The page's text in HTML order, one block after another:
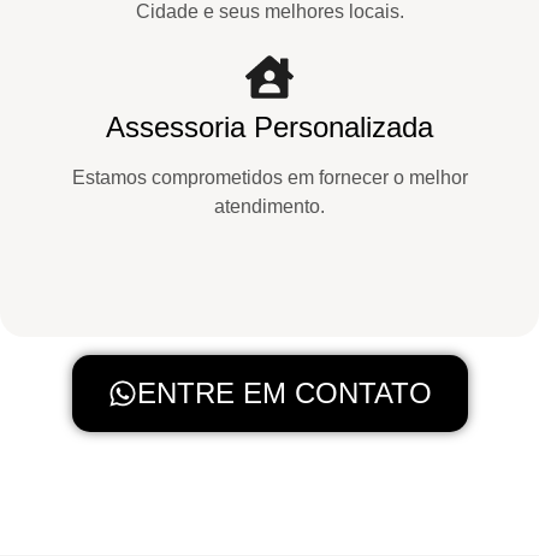
Cidade e seus melhores locais.
Assessoria Personalizada
Estamos comprometidos em fornecer o melhor
atendimento.
ENTRE EM CONTATO